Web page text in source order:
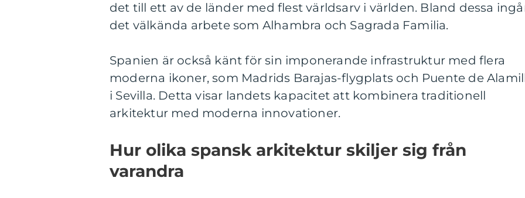
det till ett av de länder med flest världsarv i världen. Bland dessa
det välkända arbete som Alhambra och Sagrada Familia.
Spanien är också känt för sin imponerande infrastruktur med flera
moderna ikoner, som Madrids Barajas-flygplats och Puente de
i Sevilla. Detta visar landets kapacitet att kombinera traditionell
arkitektur med moderna innovationer.
Hur olika spansk arkitektur skiljer sig från
varandra